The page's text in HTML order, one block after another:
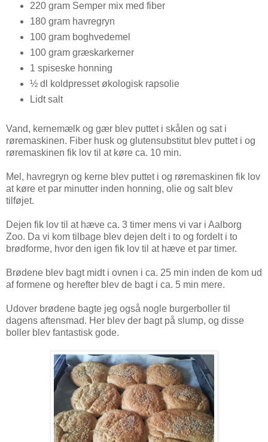
220 gram Semper mix med fiber
180 gram havregryn
100 gram boghvedemel
100 gram græskarkerner
1 spiseske honning
½ dl koldpresset økologisk rapsolie
Lidt salt
Vand, kernemælk og gær blev puttet i skålen og sat i
røremaskinen. Fiber husk og glutensubstitut blev puttet i og
røremaskinen fik lov til at køre ca. 10 min.
Mel, havregryn og kerne blev puttet i og røremaskinen fik lov
at køre et par minutter inden honning, olie og salt blev
tilføjet.
Dejen fik lov til at hæve ca. 3 timer mens vi var i Aalborg
Zoo. Da vi kom tilbage blev dejen delt i to og fordelt i to
brødforme, hvor den igen fik lov til at hæve et par timer.
Brødene blev bagt midt i ovnen i ca. 25 min inden de kom ud
af formene og herefter blev de bagt i ca. 5 min mere.
Udover brødene bagte jeg også nogle burgerboller til
dagens aftensmad. Her blev der bagt på slump, og disse
boller blev fantastisk gode.